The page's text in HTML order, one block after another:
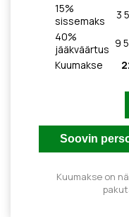
15%
sissemaks
3
40%
jääkväärtus 9
Kuumakse
Kuumakse on